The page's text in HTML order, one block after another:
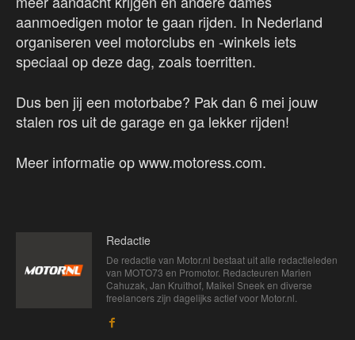
aanmoedigen motor te gaan rijden. In Nederland
organiseren veel motorclubs en -winkels iets
speciaal op deze dag, zoals toerritten.
Dus ben jij een motorbabe? Pak dan 6 mei jouw
stalen ros uit de garage en ga lekker rijden!
Meer informatie op www.motoress.com.
Redactie
De redactie van Motor.nl bestaat uit alle redactieleden
van MOTO73 en Promotor. Redacteuren Marien
Cahuzak, Jan Kruithof, Maikel Sneek en diverse
freelancers zijn dagelijks actief voor Motor.nl.